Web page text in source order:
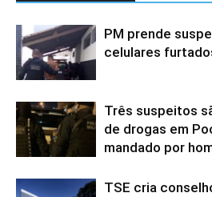
PM prende
celulares
Três suspeitos
de drogas em
mandado por
TSE cria